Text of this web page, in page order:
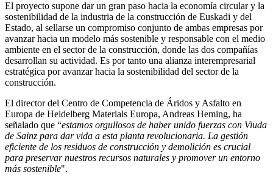
El proyecto supone dar un gran paso hacia la economía circular y la
sostenibilidad de la industria de la construcción de Euskadi y del
Estado, al sellarse un compromiso conjunto de ambas empresas por
avanzar hacia un modelo más sostenible y responsable con el medio
ambiente en el sector de la construcción, donde las dos compañías
desarrollan su actividad. Es por tanto una alianza interempresarial
estratégica por avanzar hacia la sostenibilidad del sector de la
construcción.
El director del Centro de Competencia de Áridos y Asfalto en
Europa de Heidelberg Materials Europa, Andreas Heming, ha
señalado que “estamos orgullosos de haber unido fuerzas con Viuda
de Sainz para dar vida a esta planta revolucionaria. La gestión
eficiente de los residuos de construcción y demolición es crucial
para preservar nuestros recursos naturales y promover un entorno
más sostenible".